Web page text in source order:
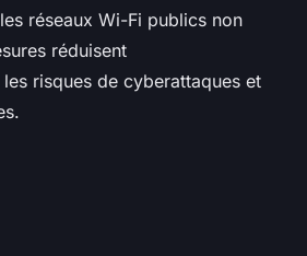
réseaux Wi-Fi publics non
réduisent
risques de cyberattaques et